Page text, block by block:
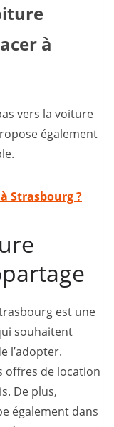
à
vers la voiture
également
Strasbourg ?
est une
souhaitent
l’adopter.
offres de location
De plus,
également dans